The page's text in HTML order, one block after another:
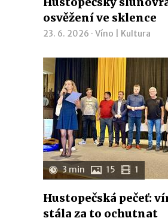
osvěžení ve sklence
23. 6. 2026 · Víno Kultura
3 min 15 1
Hustopečská pečeť:
stála za to ochutnat